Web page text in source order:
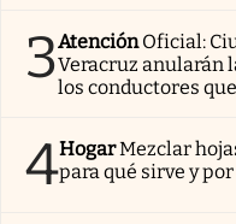
3AtenciónOficial:
Veracruz anularán
los conductores
4HogarMezclar
para qué sirve y